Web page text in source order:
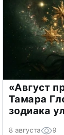
«Август
Тамара
зодиака
8 августа 9